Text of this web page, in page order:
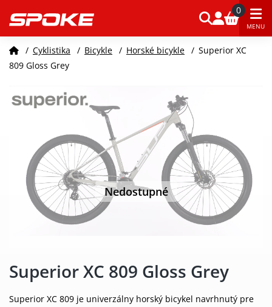
0
MENU
/ Cyklistika / Bicykle / Horské bicykle / Superior XC
809 Gloss Grey
Nedostupné
Superior XC 809 Gloss Grey
Superior XC 809 je univerzálny horský bicykel navrhnutý pre